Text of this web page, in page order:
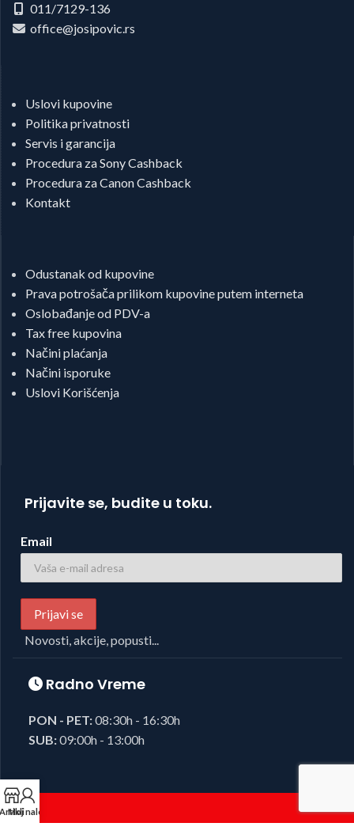
011/7129-136
office@josipovic.rs
Uslovi kupovine
Politika privatnosti
Servis i garancija
Procedura za Sony Cashback
Procedura za Canon Cashback
Kontakt
Odustanak od kupovine
Prava potrošača prilikom kupovine putem interneta
Oslobađanje od PDV-a
Tax free kupovina
Načini plaćanja
Načini isporuke
Uslovi Korišćenja
Prijavite se, budite u toku.
Email
Novosti, akcije, popusti...
Radno Vreme
PON - PET:08:30h - 16:30h
SUB:09:00h - 13:00h
Artikli
Moj nalog